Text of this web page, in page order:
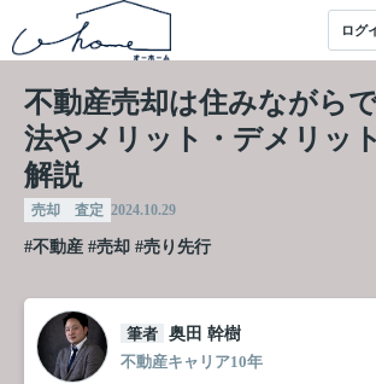
ログ
不動産売却は住みながら
法やメリット・デメリッ
解説
売却 査定 2024.10.29
#不動産 #売却 #売り先行
筆者 奥田 幹樹
不動産キャリア10年